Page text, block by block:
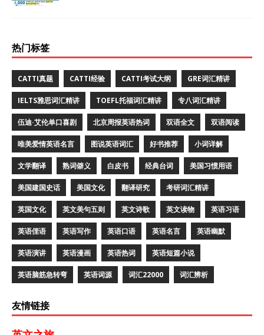
热门标签
CATTI真题 CATTI经验 CATTI考试大纲 GRE词汇精讲
IELTS雅思词汇精讲 TOEFL托福词汇精讲 专八词汇精讲
伍迪·艾伦单口喜剧 北京周报英语热词 双语全文 双语阅读
唯美爱情英语名言 图说英语词汇 好书推荐 小词详解
文学翻译 熟词僻义 白皮书 经典台词 美国习惯用语
美国建国史话 美国文化 翻译研究 考研词汇精讲
英国文化 英文美句五则 英文诗歌 英文读物 英语习语
英语俚语 英语写作 英语口语 英语名言 英语幽默
英语演讲 英语漫画 英语热词 英语短篇小说
英语脑筋急转弯 英语词源 词汇22000 词汇辨析
友情链接